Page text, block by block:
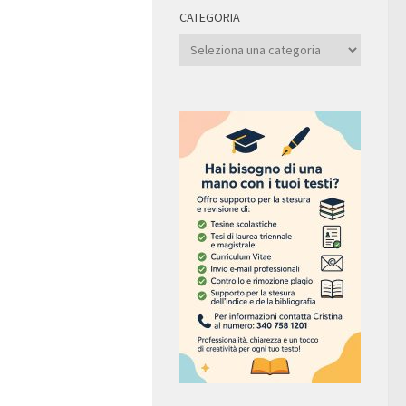
CATEGORIA
Categoria